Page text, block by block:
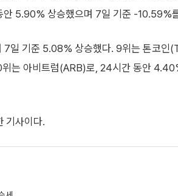
5.90% 상승했으며 7일 기준 -10.59%
일 기준 5.08% 상승했다. 9위는 톤코인
는 아비트럼(ARB)로, 24시간 동안
기사이다.